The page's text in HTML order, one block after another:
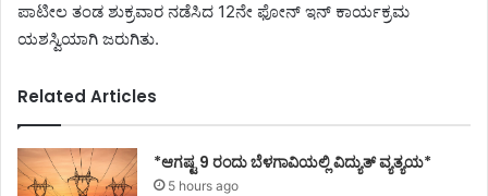
ಪಾಟೀಲ ತಂಡ ಶುಕ್ರವಾರ ನಡೆಸಿದ 12ನೇ ಫೋನ್ ಇನ್ ಕಾರ್ಯಕ್ರಮ
ಯಶಸ್ವಿಯಾಗಿ ಜರುಗಿತು.
Related Articles
*ಆಗಷ್ಟ 9 ರಂದು ಬೆಳಗಾವಿಯಲ್ಲಿ ವಿದ್ಯುತ್ ವ್ಯತ್ಯಯ*
5 hours ago